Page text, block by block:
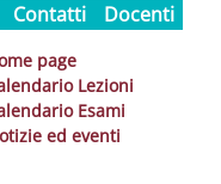
Contatti Docenti
page
Lezioni
Esami
ed eventi